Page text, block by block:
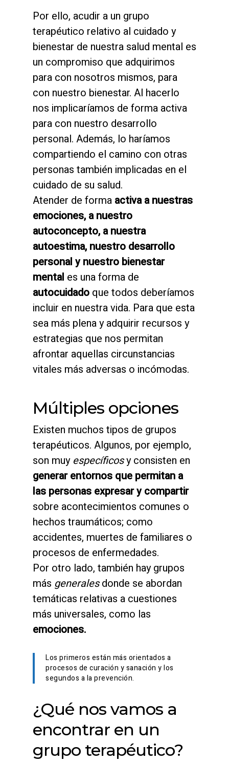
Por ello, acudir a un grupo
terapéutico relativo al cuidado y
bienestar de nuestra salud mental es
un compromiso que adquirimos
para con nosotros mismos, para
con nuestro bienestar. Al hacerlo
nos implicaríamos de forma activa
para con nuestro desarrollo
personal. Además, lo haríamos
compartiendo el camino con otras
personas también implicadas en el
cuidado de su salud.
Atender de forma activa a nuestras
emociones, a nuestro
autoconcepto, a nuestra
autoestima, nuestro desarrollo
personal y nuestro bienestar
mental es una forma de
autocuidado que todos deberíamos
incluir en nuestra vida. Para que esta
sea más plena y adquirir recursos y
estrategias que nos permitan
afrontar aquellas circunstancias
vitales más adversas o incómodas.
Múltiples opciones
Existen muchos tipos de grupos
terapéuticos. Algunos, por ejemplo,
son muy específicosy consisten en
generar entornos que permitan a
las personas expresar y compartir
sobre acontecimientos comunes o
hechos traumáticos; como
accidentes, muertes de familiares o
procesos de enfermedades.
Por otro lado, también hay grupos
más generalesdonde se abordan
temáticas relativas a cuestiones
más universales, como las
emociones.
Los primeros están más orientados a
procesos de curación y sanación y los
segundos a la prevención.
¿Qué nos vamos a
encontrar en un
grupo terapéutico?